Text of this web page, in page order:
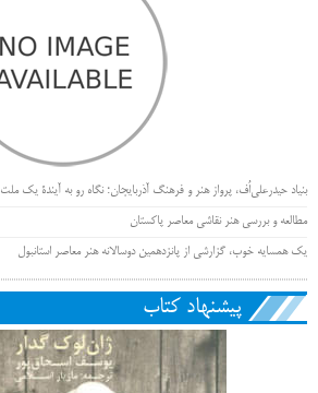
بنیاد حیدرعلی‌اُف، پرواز هنر و فرهنگ آذربایجان؛ نگاه رو به آیندۀ یک ملت
مطالعه و بررسی هنر نقاشی معاصر پاکستان
یک همسایه خوب، گزارشی از پانزدهمین دوسالانه هنر معاصر استانبول
پیشنهاد کتاب